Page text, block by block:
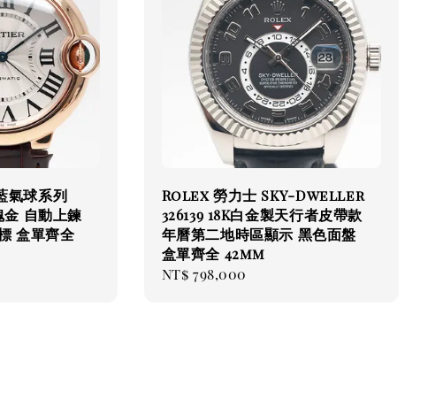
球系列
金 自動上鍊
盒單齊全
Rolex 勞力士 SKY-Dweller
326139 18K白金製天行者皮帶款
年曆第二地時區顯示 黑色面盤
盒單齊全 42mm
Regular
NT$ 798,000